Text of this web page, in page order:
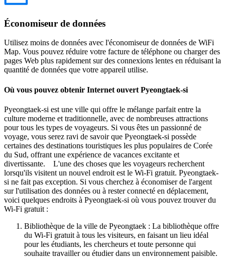
Économiseur de données
Utilisez moins de données avec l'économiseur de données de WiFi
Map. Vous pouvez réduire votre facture de téléphone ou charger des
pages Web plus rapidement sur des connexions lentes en réduisant la
quantité de données que votre appareil utilise.
Où vous pouvez obtenir Internet ouvert Pyeongtaek-si
Pyeongtaek-si est une ville qui offre le mélange parfait entre la
culture moderne et traditionnelle, avec de nombreuses attractions
pour tous les types de voyageurs. Si vous êtes un passionné de
voyage, vous serez ravi de savoir que Pyeongtaek-si possède
certaines des destinations touristiques les plus populaires de Corée
du Sud, offrant une expérience de vacances excitante et
divertissante. L'une des choses que les voyageurs recherchent
lorsqu'ils visitent un nouvel endroit est le Wi-Fi gratuit. Pyeongtaek-
si ne fait pas exception. Si vous cherchez à économiser de l'argent
sur l'utilisation des données ou à rester connecté en déplacement,
voici quelques endroits à Pyeongtaek-si où vous pouvez trouver du
Wi-Fi gratuit :
Bibliothèque de la ville de Pyeongtaek : La bibliothèque offre
du Wi-Fi gratuit à tous les visiteurs, en faisant un lieu idéal
pour les étudiants, les chercheurs et toute personne qui
souhaite travailler ou étudier dans un environnement paisible.